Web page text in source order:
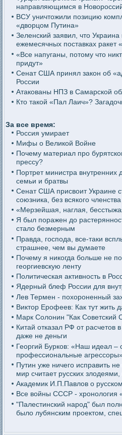
направляющимся в
ВСУ уничтожили позицию
«дворцом Путина»
Зеленский заявил, что
ежемесячных поставках ракет
«Все напуганы, потому что
придут»
Сенат США принял закон об
России
Атакованы НПЗ в Самарской
Кто такой «Пал Лаич»?
За все время:
Россия умирает
Мифы о Великой Войне
Почему материал про
прессу?
Портрет министра внутренних
семьи и братвы
Сенат США присвоит Украине
союзника, без всякого
«Мерзейшая, наглая,
Я был поражен до
стало безмерным
Правда, господа, все-таки
страшнее, чем вы думаете
Почему я никогда больше не
георгиевскую ленту
Политическая активность в
Ядерный блеф России для
Лев Термен - похороненный
Виктор Ерофеев: Как тут жить
Марк Солонин "Как Советский
Китай отказал РФ от расчетов
даже не деньги
Георгий Бурков: «Наш идеал –
профессиональные
Путин уже ничего исправить
мир считает русских злодеями,
Академик И.П.Павлов о
Все войны СССР - хронология
"Палестинский народ" был
было лубянским проектом,